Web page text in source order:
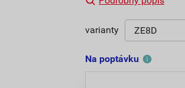
varianty
Na poptávku